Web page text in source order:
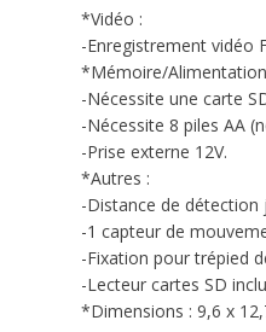
*Vidéo :
-Enregistrement vidéo
*Mémoire/
-Nécessite une carte
-Nécessite 8 piles AA
-Prise externe 12V.
*Autres :
-Distance de détection
-1 capteur de
-Fixation pour trépied
-Lecteur cartes SD
*Dimensions : 9,6 x